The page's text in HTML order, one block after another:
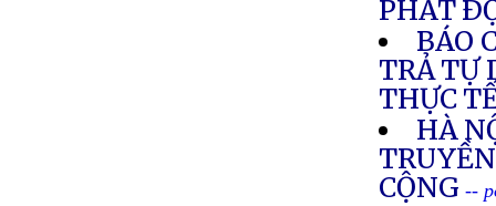
PHÁT
BÁO
TRẢ TỰ
THỰC
HÀ
CỘNG--